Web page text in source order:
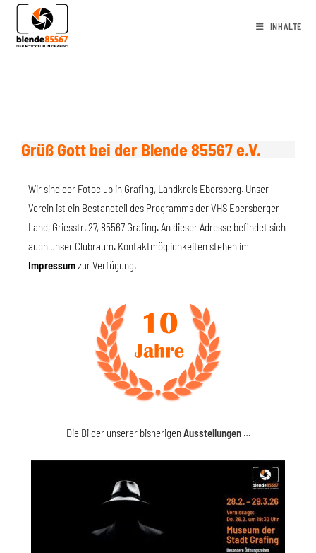
INHALTE
Grüß Gott bei der Blende 85567 e.V.
Wir sind der Fotoclub in Grafing, Landkreis Ebersberg. Unser
Verein ist ein Bestandteil des Programms der VHS Ebersberger
Land, Griesstr. 27, 85567 Grafing. An dieser Adresse befindet sich
auch unser Clubraum. Kontaktmöglichkeiten stehen im
Impressumzur Verfügung.
Die Bilder unserer bisherigenAusstellungen…